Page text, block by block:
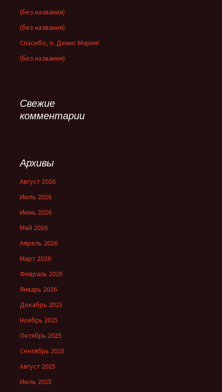
(без названия)
(без названия)
Спасибо, о. Денис Мария!
(без названия)
Свежие
комментарии
Архивы
Август 2026
Июль 2026
Июнь 2026
Май 2026
Апрель 2026
Март 2026
Февраль 2026
Январь 2026
Декабрь 2025
Ноябрь 2025
Октябрь 2025
Сентябрь 2025
Август 2025
Июль 2025